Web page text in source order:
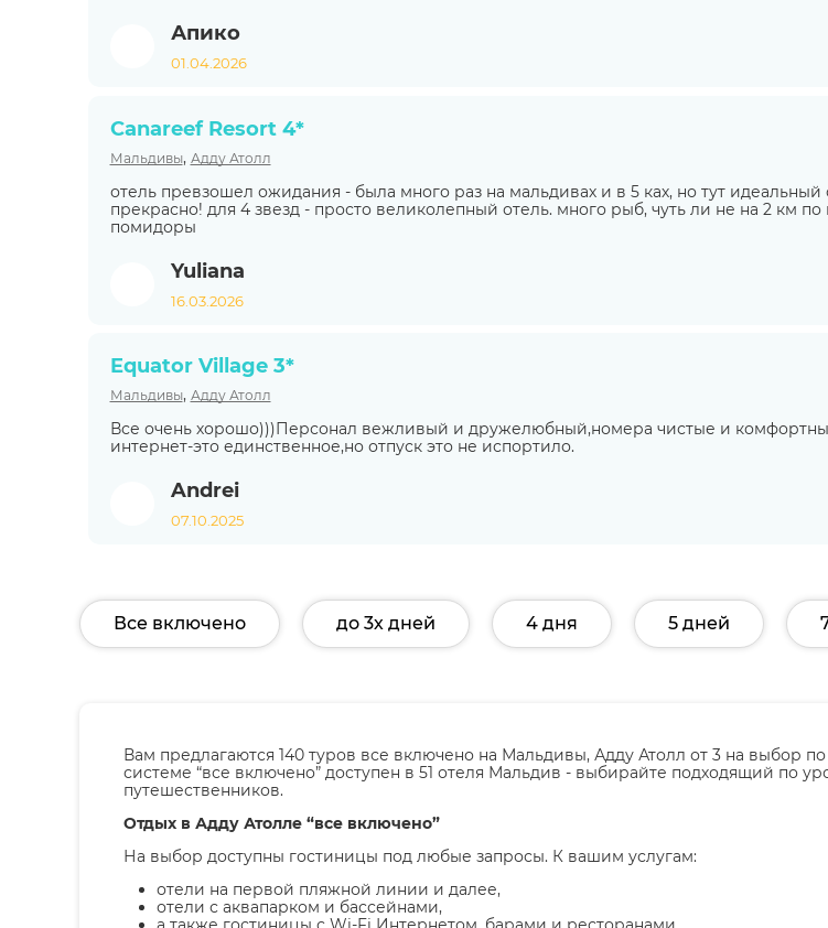
Апико
01.04.2026
Canareef Resort 4*
Мальдивы, Адду Атолл
отель превзошел ожидания - была много раз на мальдивах и в 5 ках, но тут
прекрасно! для 4 звезд - просто великолепный отель. много рыб, чуть ли не на 2 км
помидоры
Yuliana
16.03.2026
Equator Village 3*
Мальдивы, Адду Атолл
Все очень хорошо)))Персонал вежливый и дружелюбный,номера чистые и
интернет-это единственное,но отпуск это не испортило.
Andrei
07.10.2025
Все включено до 3х дней 4 дня 5 дней
Вам предлагаются 140 туров все включено на Мальдивы, Адду Атолл от 3 на выбор
системе “все включено” доступен в 51 отеля Мальдив - выбирайте подходящий по
путешественников.
Отдых в Адду Атолле “все включено”
На выбор доступны гостиницы под любые запросы. К вашим услугам:
отели на первой пляжной линии и далее,
отели с аквапарком и бассейнами,